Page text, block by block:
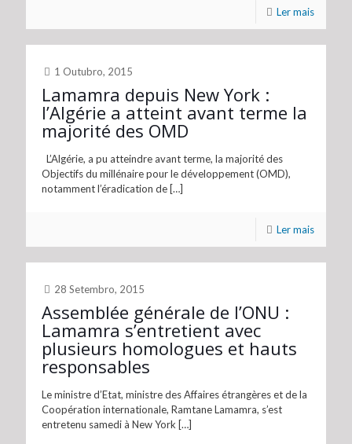
Ler mais
1 Outubro, 2015
Lamamra depuis New York :
l’Algérie a atteint avant terme la
majorité des OMD
L’Algérie, a pu atteindre avant terme, la majorité des
Objectifs du millénaire pour le développement (OMD),
notamment l’éradication de […]
Ler mais
28 Setembro, 2015
Assemblée générale de l’ONU :
Lamamra s’entretient avec
plusieurs homologues et hauts
responsables
Le ministre d’Etat, ministre des Affaires étrangères et de la
Coopération internationale, Ramtane Lamamra, s’est
entretenu samedi à New York […]